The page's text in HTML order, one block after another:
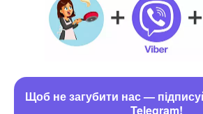
Щоб не загубити нас —
Telegram!